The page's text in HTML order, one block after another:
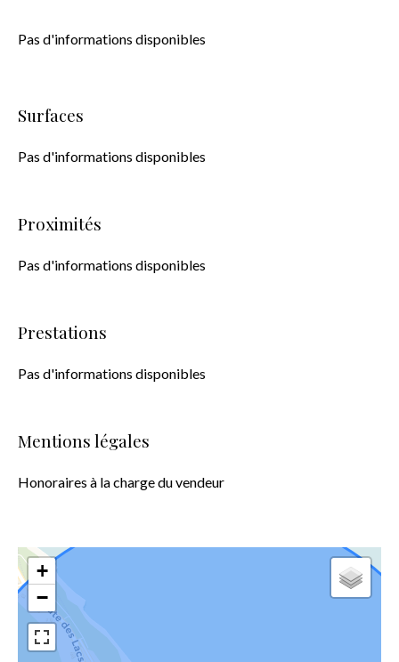
Pas d'informations disponibles
Surfaces
Pas d'informations disponibles
Proximités
Pas d'informations disponibles
Prestations
Pas d'informations disponibles
Mentions légales
Honoraires à la charge du vendeur
+
−